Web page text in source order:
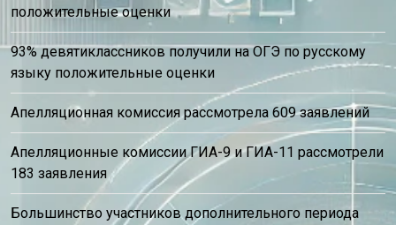
положительные оценки
93% девятиклассников получили на ОГЭ по русскому
языку положительные оценки
Апелляционная комиссия рассмотрела 609 заявлений
Апелляционные комиссии ГИА-9 и ГИА-11 рассмотрели
183 заявления
Большинство участников дополнительного периода